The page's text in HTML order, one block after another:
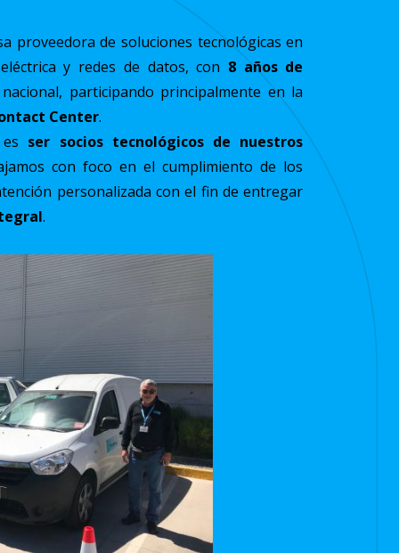
proveedora de soluciones tecnológicas en
y redes de datos, con 8 años de
participando principalmente en la
Center.
ser socios tecnológicos de nuestros
con foco en el cumplimiento de los
personalizada con el fin de entregar
.